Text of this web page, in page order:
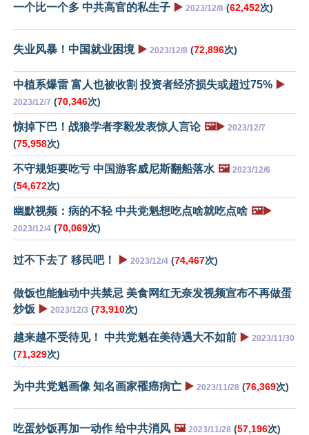
一个比一个多 中共高官的私生子 ▶️ 2023/12/8 (62,452次)
失业风暴！中国就业困境 ▶️ 2023/12/8 (72,896次)
中植系爆雷 富人也被收割 投资者经济损失或超过75% ▶️
2023/12/7 (70,346次)
惊掉下巴！战狼学者李毅发表惊人言论 🖼️▶️ 2023/12/7
(75,958次)
不守规矩要吃亏 中国游客威尼斯翻船落水 🖼️ 2023/12/6
(54,672次)
幽默视频：病的不轻 中共党魁想吃点啥就吃点啥 🖼️▶️
2023/12/4 (70,069次)
过不下去了 移民吧！ ▶️ 2023/12/4 (74,467次)
做饭也能触动中共禁忌 美食网红无奈发视频宣布不再做蛋
炒饭 ▶️ 2023/12/3 (73,910次)
越来越不受待见！ 中共党魁在美待遇大不如前 ▶️ 2023/11/30
(71,329次)
为中共党魁画像 知名画家罹癌病亡 ▶️ 2023/11/28 (76,369次)
吃蛋炒饭再加一动作 给中共消风 🖼️ 2023/11/28 (57,196次)